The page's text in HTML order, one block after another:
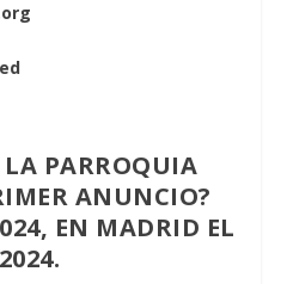
LA PARROQUIA
ANUNCIO?
EN MADRID EL